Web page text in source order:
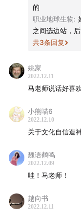
革命的起源：
实干派亨利八
21:02 斯图亚特王朝
安妮女王轶事
27:36 光荣革命之后
辉格党和托利
36:43 新闻与出版自由
作为公共空间
49:38 北美的报刊媒
的
职业地球生物:
之间选边站，
共3条回复
姚家
2022.12.11
小熊喵6
2022.12.10
关于文化自信造
魏语鹤鸣
2022.12.09
哇！马老师！
越向书
2022.12.11